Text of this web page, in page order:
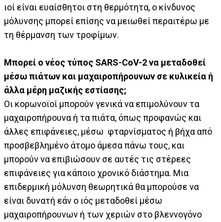
ιοί είναι ευαίσθητοι στη θερμότητα, ο κίνδυνος
μόλυνσης μπορεί επίσης να μειωθεί περαιτέρω με
τη θέρμανση των τροφίμων.
Μπορεί ο νέος τύπος SARS-CoV-2 να μεταδοθεί
μέσω πιάτων και μαχαιροπήρουνων σε κυλικεία ή
άλλα μέρη μαζικής εστίασης;
Οι κορωνοϊοί μπορούν γενικά να επιμολύνουν τα
μαχαιροπήρουνα ή τα πιάτα, όπως προφανώς και
άλλες επιφάνειες, μέσω φταρνίσματος ή βήχα από
προσβεβλημένο άτομο άμεσα πάνω τους, και
μπορούν να επιβιώσουν σε αυτές τις στέρεες
επιφάνειες για κάποιο χρονικό διάστημα. Μια
επιδερμική μόλυνση θεωρητικά θα μπορούσε να
είναι δυνατή εάν ο ιός μεταδοθεί μέσω
μαχαιροπήρουνων ή των χεριών στο βλεννογόνο